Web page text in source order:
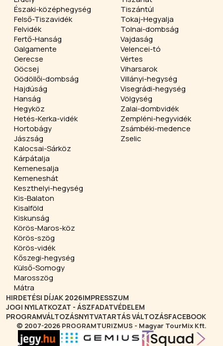
Északi-középhegység
Felső-Tiszavidék
Felvidék
Fertő-Hanság
Galgamente
Gerecse
Göcsej
Gödöllői-dombság
Hajdúság
Hanság
Hegyköz
Hetés-Kerka-vidék
Hortobágy
Jászság
Kalocsai-Sárköz
Kárpátalja
Kemenesalja
Kemeneshát
Keszthelyi-hegység
Kis-Balaton
Kisalföld
Kiskunság
Körös-Maros-köz
Körös-szög
Körös-vidék
Kőszegi-hegység
Külső-Somogy
Marosszög
Mátra
Tiszántúl
Tokaj-Hegyalja
Tolnai-dombság
Vajdaság
Velencei-tó
Vértes
Viharsarok
Villányi-hegység
Visegrádi-hegység
Völgység
Zalai-dombvidék
Zempléni-hegyvidék
Zsámbéki-medence
Zselic
HIRDETÉSI DÍJAK 2026IMPRESSZUM
JOGI NYILATKOZAT - ÁSZFADATVÉDELEM
PROGRAMVÁLTOZÁSNYITVATARTÁS VÁLTOZÁSFACEBOOK
© 2007-2026 PROGRAMTURIZMUS - Magyar TourMix Kft.